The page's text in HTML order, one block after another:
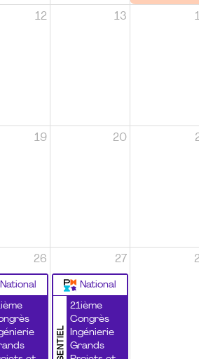
12 13
19 20
26
National
27
National
21ième
Congrès
Ingénierie
Grands